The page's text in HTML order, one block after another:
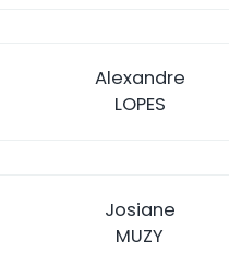
Alexandre
LOPES
Josiane
MUZY